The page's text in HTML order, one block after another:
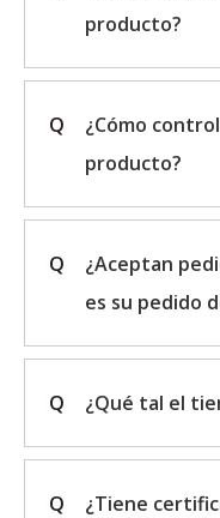
producto?
Q
¿Cómo
producto?
Q
¿Aceptan
es su pedido
Q ¿Qué tal el
Q ¿Tiene